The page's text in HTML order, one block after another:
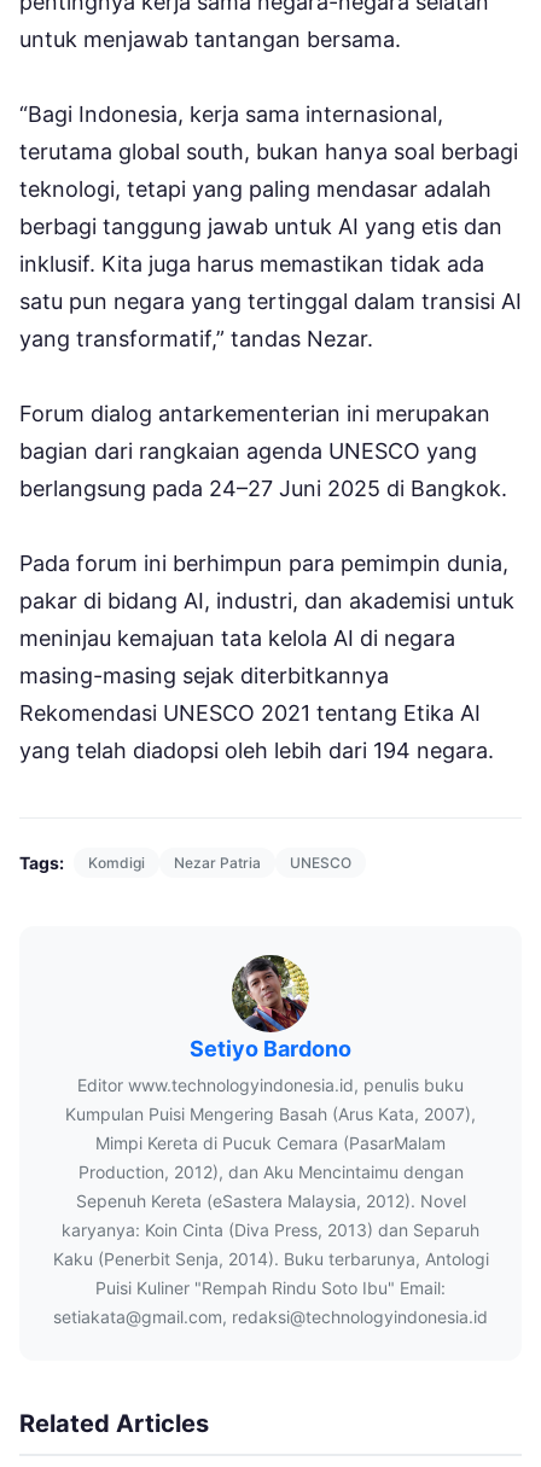
untuk menjawab tantangan bersama.
“Bagi Indonesia, kerja sama internasional,
terutama global south, bukan hanya soal berbagi
teknologi, tetapi yang paling mendasar adalah
berbagi tanggung jawab untuk AI yang etis dan
inklusif. Kita juga harus memastikan tidak ada
satu pun negara yang tertinggal dalam transisi AI
yang transformatif,” tandas Nezar.
Forum dialog antarkementerian ini merupakan
bagian dari rangkaian agenda UNESCO yang
berlangsung pada 24–27 Juni 2025 di Bangkok.
Pada forum ini berhimpun para pemimpin dunia,
pakar di bidang AI, industri, dan akademisi untuk
meninjau kemajuan tata kelola AI di negara
masing-masing sejak diterbitkannya
Rekomendasi UNESCO 2021 tentang Etika AI
yang telah diadopsi oleh lebih dari 194 negara.
Tags: Komdigi Nezar Patria UNESCO
Setiyo Bardono
Editor www.technologyindonesia.id, penulis buku
Kumpulan Puisi Mengering Basah (Arus Kata, 2007),
Mimpi Kereta di Pucuk Cemara (PasarMalam
Production, 2012), dan Aku Mencintaimu dengan
Sepenuh Kereta (eSastera Malaysia, 2012). Novel
karyanya: Koin Cinta (Diva Press, 2013) dan Separuh
Kaku (Penerbit Senja, 2014). Buku terbarunya, Antologi
Puisi Kuliner "Rempah Rindu Soto Ibu" Email:
setiakata@gmail.com, redaksi@technologyindonesia.id
Related Articles